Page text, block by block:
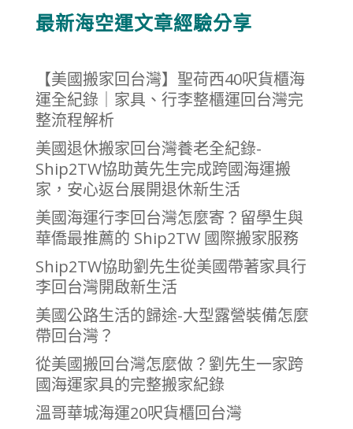
最新海空運文章經驗分享
【美國搬家回台灣】聖荷西40呎貨櫃海
運全紀錄｜家具、行李整櫃運回台灣完
整流程解析
美國退休搬家回台灣養老全紀錄-
Ship2TW協助黃先生完成跨國海運搬
家，安心返台展開退休新生活
美國海運行李回台灣怎麼寄？留學生與
華僑最推薦的 Ship2TW 國際搬家服務
Ship2TW協助劉先生從美國帶著家具行
李回台灣開啟新生活
美國公路生活的歸途-大型露營裝備怎麼
帶回台灣？
從美國搬回台灣怎麼做？劉先生一家跨
國海運家具的完整搬家紀錄
溫哥華城海運20呎貨櫃回台灣